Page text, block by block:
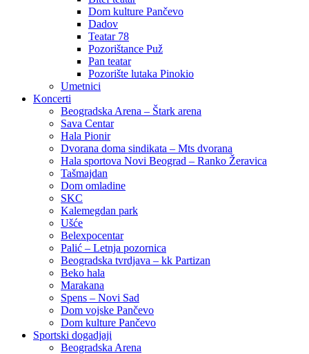
Dom kulture Pančevo
Dadov
Teatar 78
Pozorištance Puž
Pan teatar
Pozorište lutaka Pinokio
Umetnici
Koncerti
Beogradska Arena – Štark arena
Sava Centar
Hala Pionir
Dvorana doma sindikata – Mts dvorana
Hala sportova Novi Beograd – Ranko Žeravica
Tašmajdan
Dom omladine
SKC
Kalemegdan park
Ušće
Belexpocentar
Palić – Letnja pozornica
Beogradska tvrdjava – kk Partizan
Beko hala
Marakana
Spens – Novi Sad
Dom vojske Pančevo
Dom kulture Pančevo
Sportski dogadjaji
Beogradska Arena